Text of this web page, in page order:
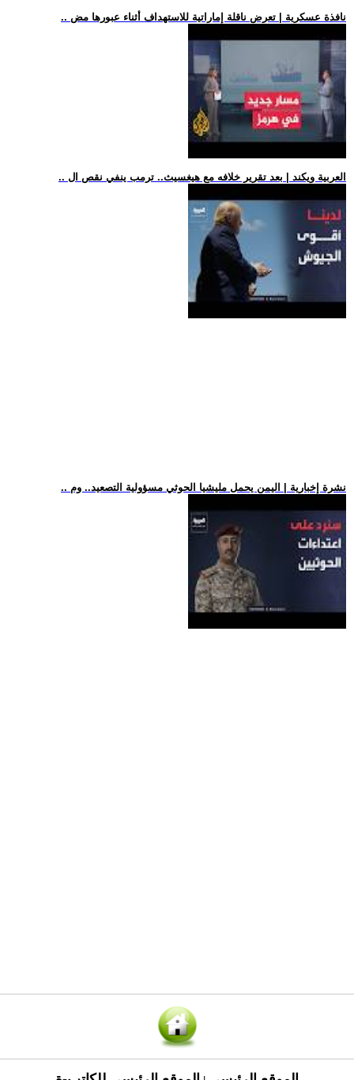
.. نافذة عسكرية | تعرض ناقلة إماراتية للاستهداف أثناء عبورها مض
.. العربية ويكند | بعد تقرير خلافه مع هيغسيث.. ترمب ينفي نقص ال
.. نشرة إخبارية | اليمن يحمل مليشيا الحوثي مسؤولية التصعيد.. وم